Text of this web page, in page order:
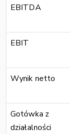
EBITDA
EBIT
Wynik netto
Gotówka z
działalności